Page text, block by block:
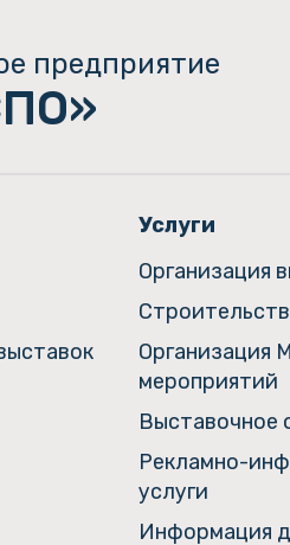
предприятие
Услуги
Организация
Организация
мероприятий
Выставочное
Рекламно-
услуги
Информация